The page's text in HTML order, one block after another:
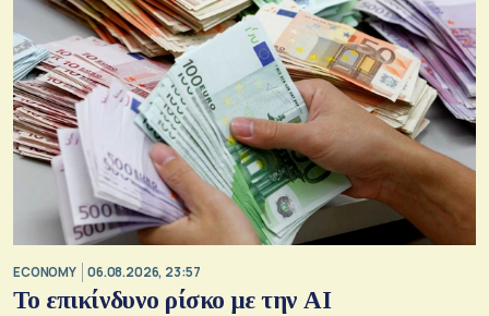
ECONOMY 06.08.2026, 23:57
Το επικίνδυνο ρίσκο με την ΑΙ